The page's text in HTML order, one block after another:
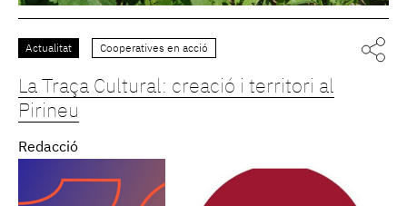
Actualitat Cooperatives en acció
La Traça Cultural: creació i territori al
Pirineu
Redacció